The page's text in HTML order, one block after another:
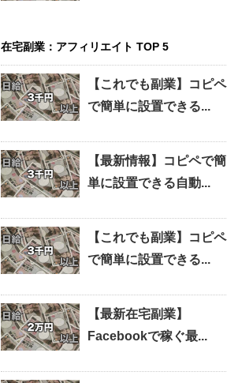
在宅副業：アフィリエイト TOP 5
【これでも副業】コピペ
で簡単に設置できる...
【最新情報】コピペで簡
単に設置できる自動...
【これでも副業】コピペ
で簡単に設置できる...
【最新在宅副業】
Facebookで稼ぐ最...